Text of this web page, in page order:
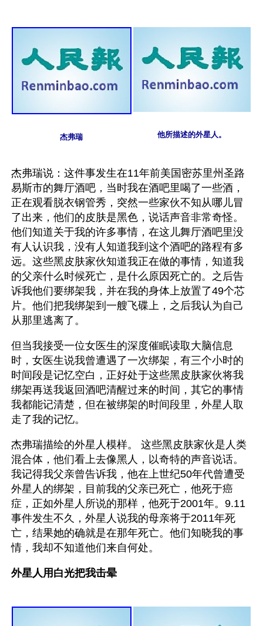
杰弗瑞 他所描述的外星人。
杰弗瑞说：这件事发生在11年前美国密苏里州圣路
易斯市的舞厅酒吧，当时我在酒吧里喝了一些酒，
正在观看脱衣钢管秀，突然一些家伙不知从哪儿冒
了出来，他们的皮肤是黑色，说话声音非常奇怪。
他们知道关于我的许多事情，在这儿舞厅酒吧里没
有人认识我，没有人知道我到这个酒吧的路程有多
远。这些黑皮肤家伙知道我正在做的事情，知道我
的父亲什么时候死亡，是什么原因死亡的。之后告
诉我他们要绑架我，并在我的身体上放置了49个芯
片。他们把我绑架到一艘飞碟上，之后我认为自己
从那里逃离了。
但当我接受一位女医生的深度催眠读取大脑信息
时，女医生说我曾遭遇了一次绑架，有三个小时的
时间段是记忆空白，正好处于这些黑皮肤家伙将我
绑架再送我返回酒吧清醒过来的时间，其它的事情
我都能记清楚，但在被绑架的时间段里，外星人取
走了我的记忆。
杰弗瑞描绘的外星人模样。 这些黑皮肤家伙是人类
混合体，他们看上去像黑人，以奇特的声音说话。
我记得我父亲曾告诉我，他在上世纪50年代曾遭受
外星人的绑架，目前我的父亲已死亡，他死于癌
症，正如外星人所说的那样，他死于2001年。9.11
事件发生不久，外星人说我的母亲将于2011年死
亡，结果她的确就是在那年死亡。他们知晓我的事
情，我却不知道他们来自何处。
外星人用白光把我击晕